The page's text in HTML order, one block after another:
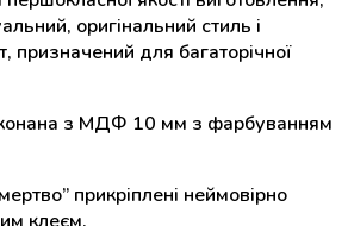
оригінальний стиль і
призначений для багаторічної
з МДФ 10 мм з фарбуванням
прикріплені неймовірно